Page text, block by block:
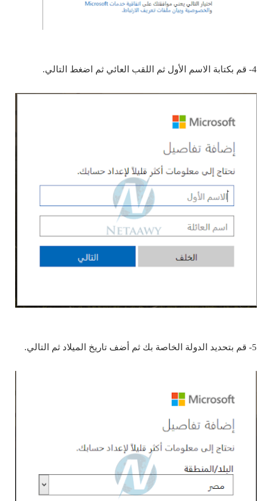
4- قم بكتابة الاسم الأول ثم اللقب العائي ثم اضغط التالي.
5- قم بتحديد الدولة الخاصة بك ثم أضف تاريخ الميلاد ثم التالي.